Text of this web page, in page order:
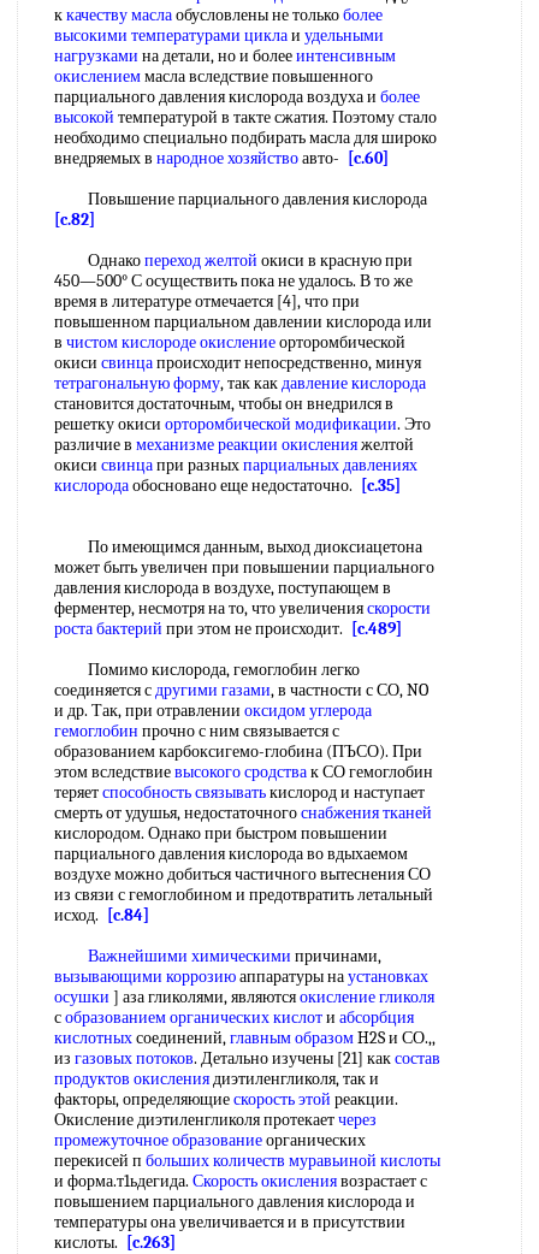
ккачеству маслаобусловлены не толькоболее
высокими температурами циклаи удельными
нагрузками на детали, но и болееинтенсивным
окислениеммасла вследствие повышенного
парциального давления кислорода воздуха и более
высокой температурой в такте сжатия. Поэтому стало
необходимо специально подбирать масла для широко
внедряемых в народное хозяйствоавто-
[c.60]
Повышение парциального давления кислорода
[c.82]
Однакопереход желтой окиси в красную при
450—500° С осуществить пока не удалось. В то же
время в литературе отмечается [4], что при
повышенном парциальном давлении кислорода или
в чистом кислороде окислениеорторомбической
окиси свинцапроисходит непосредственно, минуя
тетрагональную форму, так какдавление кислорода
становится достаточным, чтобы он внедрился в
решетку окиси орторомбической модификации. Это
различие в механизме реакции окисленияжелтой
окиси свинцапри разныхпарциальных давлениях
кислородаобосновано еще недостаточно. [c.35]
По имеющимся данным, выход диоксиацетона
может быть увеличен при повышении парциального
давления кислорода в воздухе, поступающем в
ферментер, несмотря на то, что увеличенияскорости
роста бактерий при этом не происходит.
[c.489]
Помимо кислорода, гемоглобин легко
соединяется сдругими газами, в частности с СО, NO
и др. Так, при отравлении оксидом углерода
гемоглобин прочно с ним связывается с
образованием карбоксигемо-глобина (ПЪСО). При
этом вследствиевысокого сродствак СО гемоглобин
теряетспособность связыватькислород и наступает
смерть от удушья, недостаточногоснабжения тканей
кислородом. Однако при быстром повышении
парциального давления кислорода во вдыхаемом
воздухе можно добиться частичного вытеснения СО
из связи с гемоглобином и предотвратить летальный
исход.
[c.84]
Важнейшими химическими причинами,
вызывающими коррозиюаппаратуры наустановках
осушки ] аза гликолями, являютсяокисление гликоля
собразованием органических кислоти абсорбция
кислотныхсоединений,главным образомH2S и СО.,,
из газовых потоков. Детально изучены [21] каксостав
продуктов окислениядиэтиленгликоля, так и
факторы, определяющиескорость этой реакции.
Окисление диэтиленгликоля протекаетчерез
промежуточное образованиеорганических
перекисей п больших количеств муравьиной кислоты
и форма.т1ьдегида. Скорость окислениявозрастает с
повышением парциального давления кислорода и
температуры она увеличивается и в присутствии
кислоты.
[c.263]